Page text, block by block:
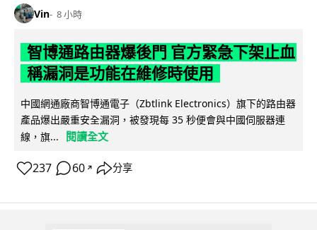
Vin 8 小時
智博通路由器爆後門 官方緊急下架止血
稱漏洞是功能在維修時使用
中國網通廠商智博通電子（Zbtlink Electronics）旗下的路由器
產品爆出嚴重安全漏洞，被發現每 35 秒便會與中國伺服器連
線，旗...
閱讀全文
237 60 ↗ 分享